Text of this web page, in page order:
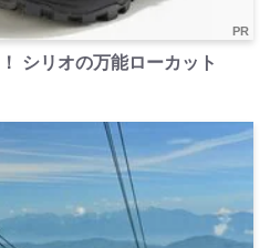
PR
シリオの万能ローカット